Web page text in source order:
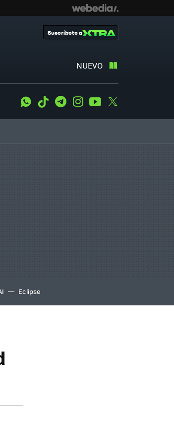
NUEVO
Suscríbete a
WhatsApp
Tiktok TelegramInstagramYoutube
Eclipse